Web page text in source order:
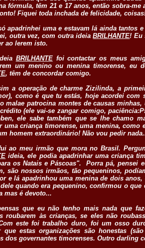
fórmula, têm 21 e 17 anos, então sobra-
Fiquei toda inchada de felicidade,
apadrinhei uma e estavam lá ainda tantos
outra vez, com outra ideiaBRILHANTE! Eu
ao lerem isto.
BRILHANTEfoi contactar os meus
um menino ou menina timorense, eu
, têm de concordar comigo.
a operação de charme Zizilinda, a
como é que tu estás, hoje acordei
malae patrocina montes de causas
(ele vai-se zangar comigo,
ele sabe também que se lhe chamo
uma criança timorense, uma menina, como
homem extraordinário! Não vou pedir
ao meu irmão que mora no Brasil.
ideia, ele podia apadrinhar uma criança
os Natais e Páscoas". Porra pá, pensei
são nossos irmãos, tão pequeninos,
e lá apadrinhou uma menina de dois
quando era pequenino, confirmou o
mas é devoto...
que eu não tenho mais nada que
roubarem às crianças, se eles não
este foi trabalho duro, foi um osso
que estas organizações são honestas
dos governantes timorenses. Outro darling